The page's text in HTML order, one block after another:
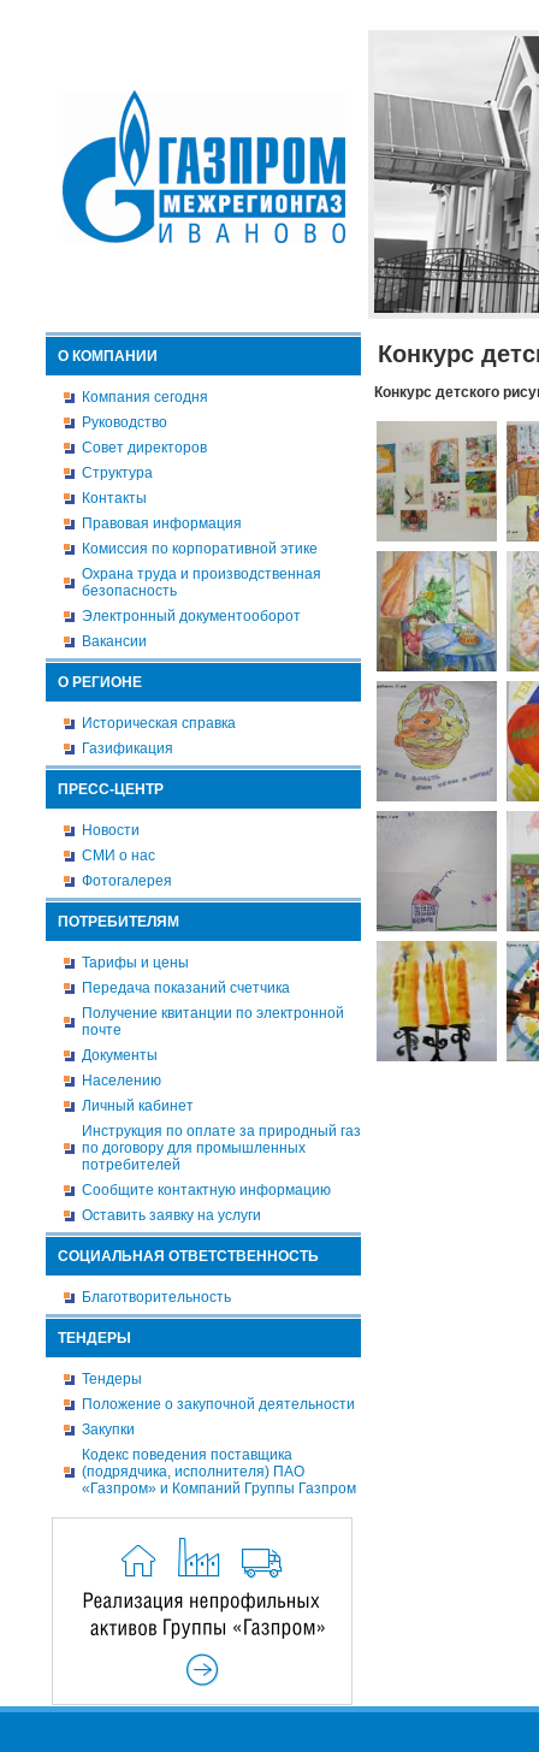
О КОМПАНИИ
Компания сегодня
Руководство
Совет директоров
Структура
Контакты
Правовая информация
Комиссия по корпоративной этике
Охрана труда и производственная
безопасность
Электронный документооборот
Вакансии
О РЕГИОНЕ
Историческая справка
Газификация
ПРЕСС-ЦЕНТР
Новости
СМИ о нас
Фотогалерея
ПОТРЕБИТЕЛЯМ
Тарифы и цены
Передача показаний счетчика
Получение квитанции по электронной
почте
Документы
Населению
Личный кабинет
Инструкция по оплате за природный газ
по договору для промышленных
потребителей
Сообщите контактную информацию
Оставить заявку на услуги
СОЦИАЛЬНАЯ ОТВЕТСТВЕННОСТЬ
Благотворительность
ТЕНДЕРЫ
Тендеры
Положение о закупочной деятельности
Закупки
Кодекс поведения поставщика
(подрядчика, исполнителя) ПАО
«Газпром» и Компаний Группы Газпром
Конкурс
Конкурс детского